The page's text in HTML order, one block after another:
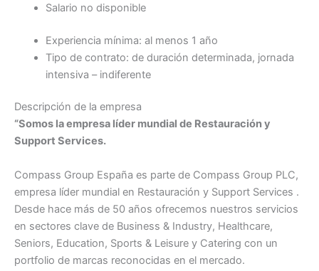
Salario no disponible
Experiencia mínima: al menos 1 año
Tipo de contrato: de duración determinada, jornada
intensiva – indiferente
Descripción de la empresa
“Somos la empresa líder mundial de Restauración y
Support Services.
Compass Group España es parte de Compass Group PLC,
empresa líder mundial en Restauración y Support Services .
Desde hace más de 50 años ofrecemos nuestros servicios
en sectores clave de Business & Industry, Healthcare,
Seniors, Education, Sports & Leisure y Catering con un
portfolio de marcas reconocidas en el mercado.